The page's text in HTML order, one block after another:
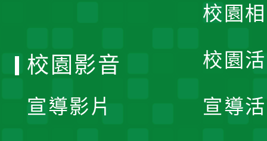
校園
校園
宣導
校園影音
宣導影片